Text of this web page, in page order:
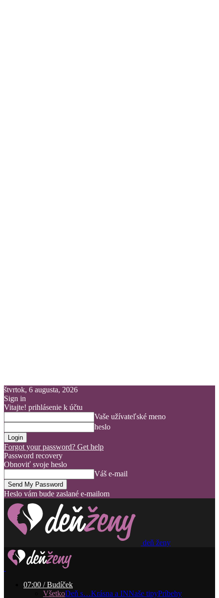
štvrtok, 6 augusta, 2026
Sign in
Vitajte! prihlásenie k účtu
Vaše užívateľské meno
heslo
Forgot your password? Get help
Password recovery
Obnoviť svoje heslo
Váš e-mail
Heslo vám bude zaslané e-mailom
deň ženy
07:00 / Budíček
VšetkoDeň s…Krásna a INNaše tipyPríbehy